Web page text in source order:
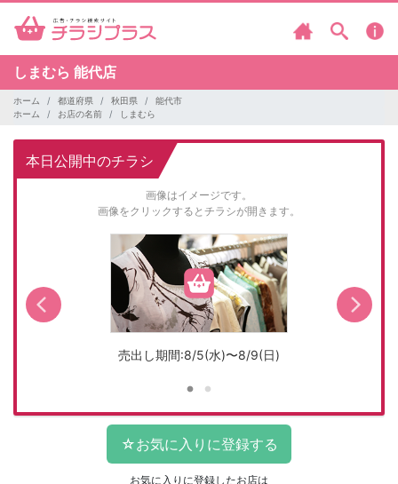
しまむら 能代店
ホーム 都道府県 秋田県
能代市
ホーム
お店の名前 しまむら
本日公開中のチラシ
画像はイメージです。
画像をクリックするとチラシが開きます。
売出し期間:8/5(水)〜8/9(日)
お気に入りに登録したお店は